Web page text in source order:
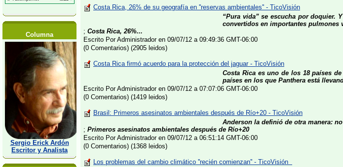
Columna
Sergio Erick Ardón
Escritor y Analista
Costa Rica, 26% de su geografía en ''reservas ambientales'' - TicoVisión
“Pura vida” se escucha por doquier.
convertidos en importantes pulmones
; Costa Rica, 26%...
Escrito Por Administrador en 09/07/12 a 09:49:36 GMT-06:00
(0 Comentarios) (2905 leidos)
Costa Rica firmó acuerdo para la protección del jaguar - TicoVisión
Costa Rica es uno de los 18 países
países en los que Panthera está
Escrito Por Administrador en 09/07/12 a 07:07:06 GMT-06:00
(0 Comentarios) (1419 leidos)
Brasil: Primeros asesinatos ambientales después de Río+20 - TicoVisión
Anderson la definió de otra manera:
; Primeros asesinatos ambientales después de Río+20
Escrito Por Administrador en 09/07/12 a 06:51:14 GMT-06:00
(0 Comentarios) (1368 leidos)
Los problemas del cambio climático ''recién comienzan'' - TicoVisión